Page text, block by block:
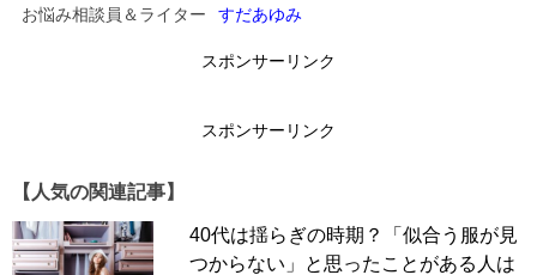
お悩み相談員＆ライター すだあゆみ
スポンサーリンク
スポンサーリンク
【人気の関連記事】
40代は揺らぎの時期？「似合う服が見
つからない」と思ったことがある人は